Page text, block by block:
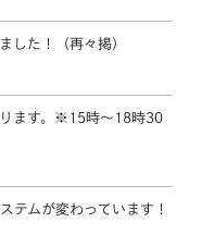
した！（再々掲）
ります。※15時～18時30
テムが変わっています！